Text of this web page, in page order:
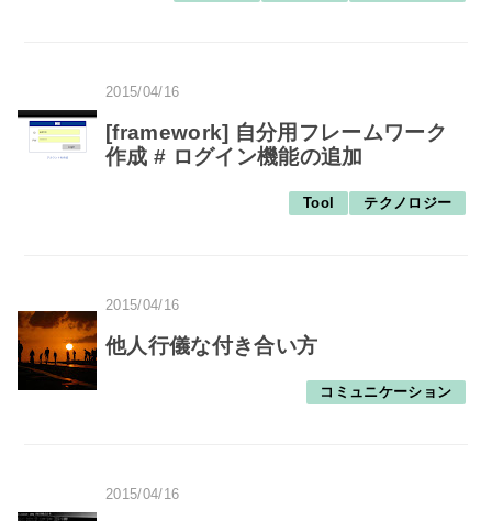
2015/04/16
[framework] 自分用フレームワーク
作成 # ログイン機能の追加
Tool テクノロジー
2015/04/16
他人行儀な付き合い方
コミュニケーション
2015/04/16